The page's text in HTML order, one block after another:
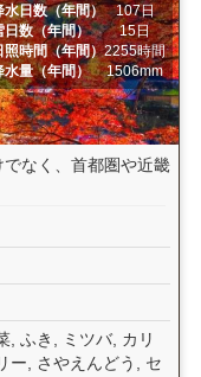
水日数（年間）
107日
日数（年間）
15日
照時間（年間）2255時間
水量（年間）
1506mm
なく、首都圏や近畿
, ふき, ミツバ, カリ
ー, さやえんどう, セ